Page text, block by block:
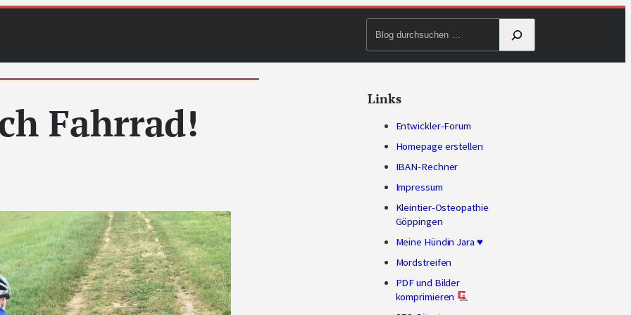
durchsuchen
Fahrrad! Links
Entwickler-Forum
Homepage erstellen
IBAN-Rechner
Impressum
Kleintier-Osteopathie
Göppingen
Meine Hündin Jara ♥
Mordstreifen
PDF und Bilder
komprimieren